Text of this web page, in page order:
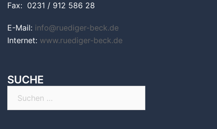
Fax: 0231 / 912 586 28
E-Mail: info@ruediger-beck.de
Internet: www.ruediger-beck.de
SUCHE